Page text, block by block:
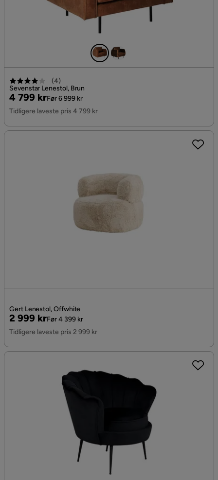
(4)
Sevenstar Lenestol, Brun
Pris
4 799 kr
Original
Pris
Før 6 999 kr
Tidligere laveste pris 4 799 kr
Gert Lenestol, Offwhite
Pris
2 999 kr
Original
Pris
Før 4 399 kr
Tidligere laveste pris 2 999 kr